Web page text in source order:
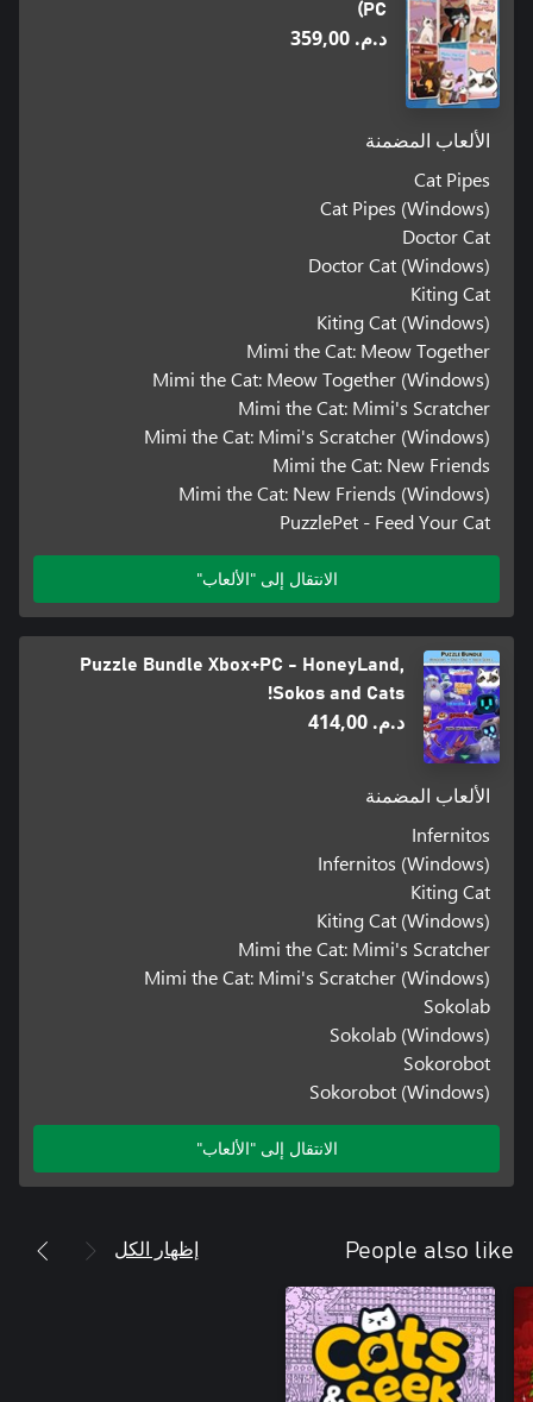
PC)
د.م.‏ 359,00
الألعاب المضمنة
Cat Pipes
Cat Pipes (Windows)
Doctor Cat
Doctor Cat (Windows)
Kiting Cat
Kiting Cat (Windows)
Mimi the Cat: Meow Together
Mimi the Cat: Meow Together (Windows)
Mimi the Cat: Mimi's Scratcher
Mimi the Cat: Mimi's Scratcher (Windows)
Mimi the Cat: New Friends
Mimi the Cat: New Friends (Windows)
PuzzlePet - Feed Your Cat
الانتقال إلى "الألعاب"
Puzzle Bundle Xbox+PC - HoneyLand,
Sokos and Cats!
د.م.‏ 414,00
الألعاب المضمنة
Infernitos
Infernitos (Windows)
Kiting Cat
Kiting Cat (Windows)
Mimi the Cat: Mimi's Scratcher
Mimi the Cat: Mimi's Scratcher (Windows)
Sokolab
Sokolab (Windows)
Sokorobot
Sokorobot (Windows)
الانتقال إلى "الألعاب"
People also like إظهار الكل